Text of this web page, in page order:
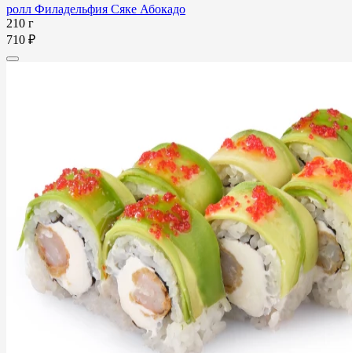
ролл Филадельфия Сяке Абокадо
210 г
710 ₽